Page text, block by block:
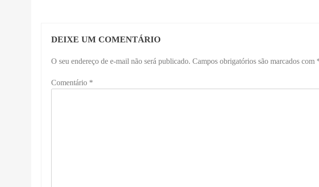
DEIXE UM COMENTÁRIO
O seu endereço de e-mail não será publicado. Campos obrigatórios são marcados com
Comentário *